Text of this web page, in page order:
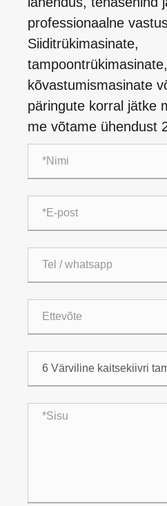
professionaalne
Siiditrükimasinate,
kõvastumismasinate
päringute korral jätke
me võtame ühendust